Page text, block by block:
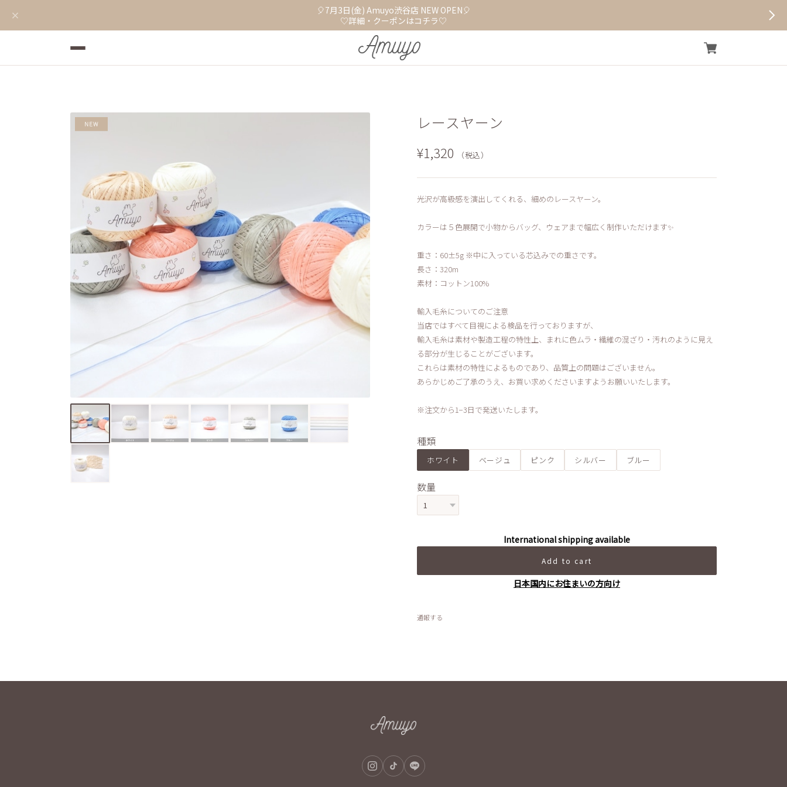
🎈7月3日(金) Amuyo渋谷店 NEW OPEN🎈
♡詳細・クーポンはコチラ♡
レースヤーン
¥1,320 （税込）
光沢が高級感を演出してくれる、細めのレースヤーン。
カラーは５色展開で小物からバッグ、ウェアまで幅広く制作いただけます✨
重さ：60±5g ※中に入っている芯込みでの重さです。
長さ：320m
素材：コットン100%
輸入毛糸についてのご注意
当店ではすべて目視による検品を行っておりますが、
輸入毛糸は素材や製造工程の特性上、まれに色ムラ・繊維の混ざり・汚れのように見え
る部分が生じることがございます。
これらは素材の特性によるものであり、品質上の問題はございません。
あらかじめご了承のうえ、お買い求めくださいますようお願いいたします。
※注文から1−3日で発送いたします。
種類
ホワイト ベージュ ピンク シルバー ブルー
数量
International shipping available
Add to cart
日本国内にお住まいの方向け
通報する